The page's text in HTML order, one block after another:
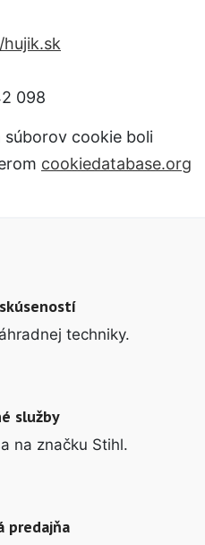
098
cookie boli
cookiedatabase.org
techniky.
služby
na značku Stihl.
predajňa